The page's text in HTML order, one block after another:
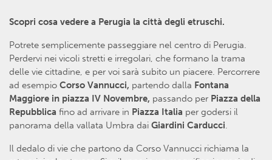
Scopri cosa vedere a Perugia la città degli etruschi.
Potrete semplicemente passeggiare nel centro di Perugia.
Perdervi nei vicoli stretti e irregolari, che formano la trama
delle vie cittadine, e per voi sarà subito un piacere. Percorrere
ad esempio Corso Vannucci, partendo dalla Fontana
Maggiore in piazza IV Novembre, passando per Piazza della
Repubblica fino ad arrivare in Piazza Italia per godersi il
panorama della vallata Umbra dai Giardini Carducci
Il dedalo di vie che partono da Corso Vannucci richiama la